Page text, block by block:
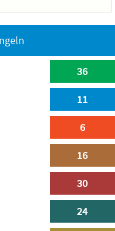
36
11
6
16
30
24